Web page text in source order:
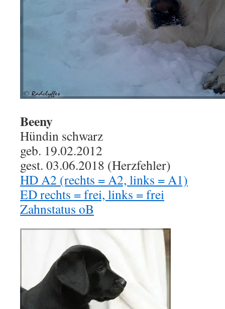
Beeny
Hündin schwarz
geb. 19.02.2012
gest. 03.06.2018 (Herzfehler)
HD A2 (rechts = A2, links = A1)
ED rechts = frei, links = frei
Zahnstatus oB